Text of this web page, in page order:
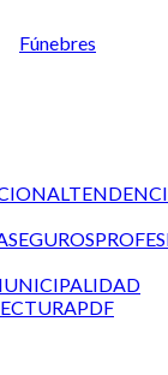
Fúnebres
SEGUROS
PDF